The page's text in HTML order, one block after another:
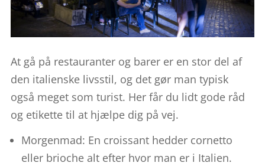
At gå på restauranter og barer er en stor del af
den italienske livsstil, og det gør man typisk
også meget som turist. Her får du lidt gode råd
og etikette til at hjælpe dig på vej.
Morgenmad: En croissant hedder cornetto
eller brioche alt efter hvor man er i Italien.